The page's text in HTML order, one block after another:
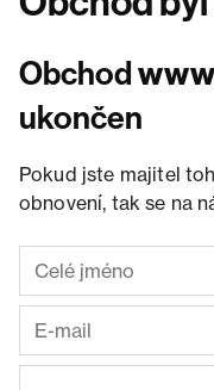
Obchod
ukončen
Pokud jste majitel
obnovení, tak se na